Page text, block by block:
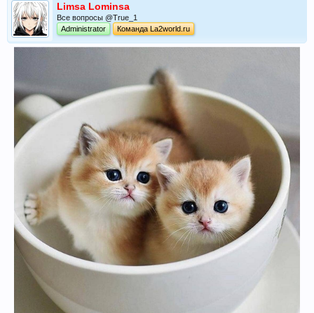
Limsa Lominsa
Все вопросы @True_1
Administrator
Команда La2world.ru